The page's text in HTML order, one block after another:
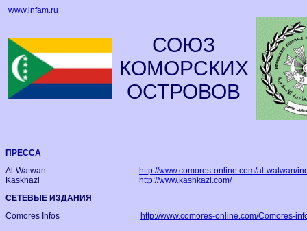
www.infam.ru
СОЮЗ
КОМОРСКИХ
ОСТРОВОВ
ПРЕССА
Al-Watwan
http://www.comores-online.com/al-watwan/
Kaskhazi
http://www.kashkazi.com/
СЕТЕВЫЕ ИЗДАНИЯ
Comores Infos
http://www.comores-online.com/Comores-